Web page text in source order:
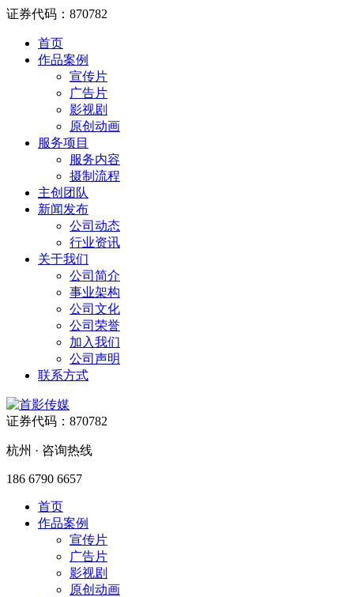
证券代码：870782
首页
作品案例
宣传片
广告片
影视剧
原创动画
服务项目
服务内容
摄制流程
主创团队
新闻发布
公司动态
行业资讯
关于我们
公司简介
事业架构
公司文化
公司荣誉
加入我们
公司声明
联系方式
证券代码：870782
杭州 · 咨询热线
186 6790 6657
首页
作品案例
宣传片
广告片
影视剧
原创动画